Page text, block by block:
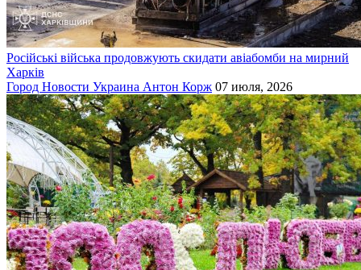
Російські війська продовжують скидати авіабомби на мирний
Харків
Город Новости Украина Антон Корж 07 июля, 2026